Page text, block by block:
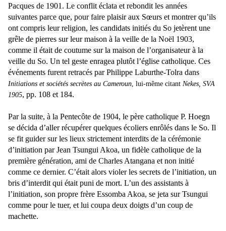
Pacques de 1901. Le conflit éclata et rebondit les années
suivantes parce que, pour faire plaisir aux Sœurs et montrer qu’ils
ont compris leur religion, les candidats initiés du So jetèrent une
grêle de pierres sur leur maison à la veille de la Noël 1903,
comme il était de coutume sur la maison de l’organisateur à la
veille du So. Un tel geste enragea plutôt l’église catholique. Ces
événements furent retracés par Philippe Laburthe-Tolra dans
Initiations et sociétés secrètes au Cameroun, lui-même citant Nekes, SVA
1905, pp. 108 et 184.
Par la suite, à la Pentecôte de 1904, le père catholique P. Hoegn
se décida d’aller récupérer quelques écoliers enrôlés dans le So. Il
se fit guider sur les lieux strictement interdits de la cérémonie
d’initiation par Jean Tsungui Akoa, un fidèle catholique de la
première génération, ami de Charles Atangana et non initié
comme ce dernier. C’était alors violer les secrets de l’initiation, un
bris d’interdit qui était puni de mort. L’un des assistants à
l’initiation, son propre frère Essomba Akoa, se jeta sur Tsungui
comme pour le tuer, et lui coupa deux doigts d’un coup de
machette.